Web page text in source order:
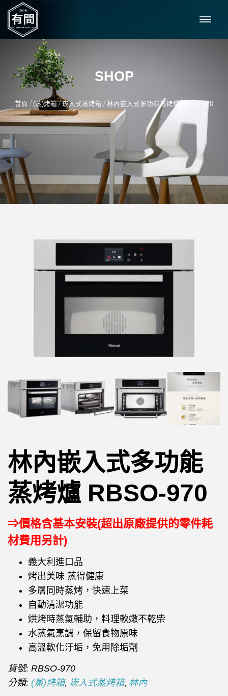
SHOP
首頁 / (蒸)烤箱/崁入式蒸烤箱 / 林內嵌入式多功能蒸烤爐 RBSO-970
林內嵌入式多功能
蒸烤爐 RBSO-970
⇒價格含基本安裝(超出原廠提供的零件耗
材費用另計)
義大利進口品
烤出美味 蒸得健康
多層同時蒸烤，快速上菜
自動清潔功能
烘烤時蒸氣輔助，料理軟嫩不乾柴
水蒸氣烹調，保留食物原味
高溫軟化汙垢，免用除垢劑
貨號: RBSO-970
分類: (蒸)烤箱, 崁入式蒸烤箱, 林內